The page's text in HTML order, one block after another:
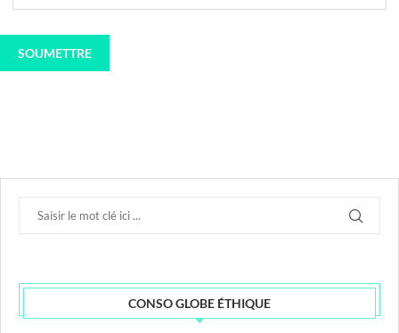
CONSO GLOBE ÉTHIQUE